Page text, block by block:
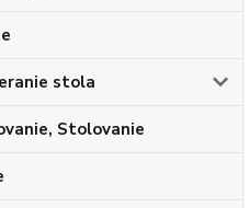
stola
Stolovanie